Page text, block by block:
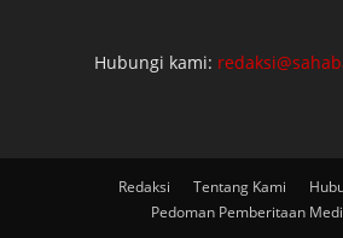
Hubungi kami:
Redaksi Tentang Kami
Pedoman Pemberitaan